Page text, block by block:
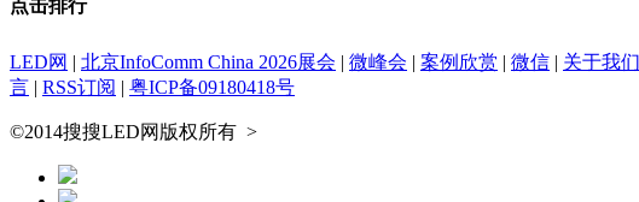
点击排行
LED网 北京InfoComm China 2026展会 微峰会 案例欣赏 微信 关于我们
言
RSS订阅 粤ICP备09180418号
©2014搜搜LED网版权所有 >